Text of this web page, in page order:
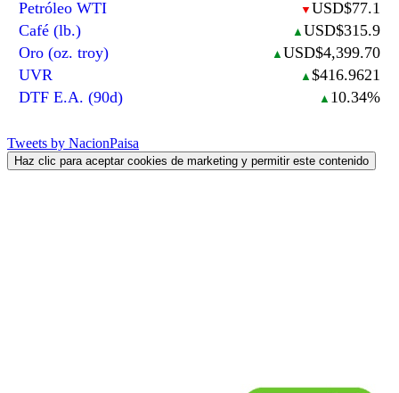
Petróleo WTI ▼ USD$77.1
Café (lb.)
▲ USD$315.9
Oro (oz. troy)
▲ USD$4,399.70
UVR
▲ $416.9621
DTF E.A. (90d)
▲ 10.34%
Tweets by NacionPaisa
Haz clic para aceptar cookies de marketing y permitir este contenido